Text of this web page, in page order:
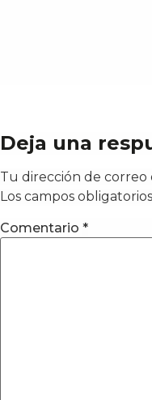
Deja una
Tu dirección de correo
Los campos
Comentario *